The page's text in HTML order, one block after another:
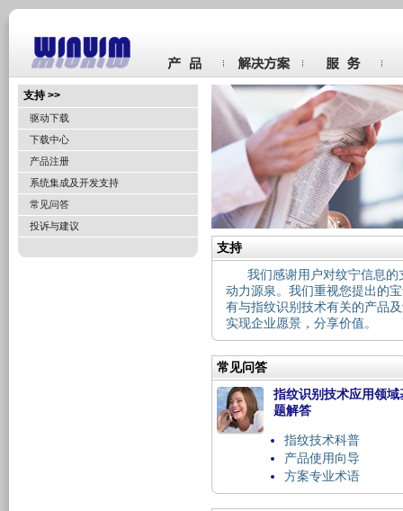
支持 >>
驱动下载
下载中心
产品注册
系统集成及开发支持
常见问答
投诉与建议
支持
我们感谢用户对纹宁信息
动力源泉。我们重视您提出的
有与指纹识别技术有关的产品
实现企业愿景，分享价值。
常见问答
指纹识别技术应用领域
题解答
指纹技术科普
产品使用向导
方案专业术语